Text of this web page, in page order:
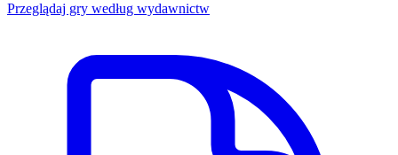
Przeglądaj gry według wydawnictw